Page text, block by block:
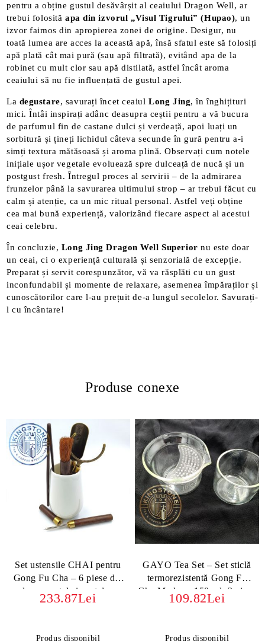
pentru a obține gustul desăvârșit al ceaiului Dragon Well, ar
trebui folosită apa din izvorul „Visul Tigrului” (Hupao), un
izvor faimos din apropierea zonei de origine​. Desigur, nu
toată lumea are acces la această apă, însă sfatul este să folosiți
apă plată cât mai pură (sau apă filtrată), evitând apa de la
robinet cu mult clor sau apă distilată, astfel încât aroma
ceaiului să nu fie influențată de gustul apei.
La degustare, savurați încet ceaiulLong Jing, în înghițituri
mici. Întâi inspirați adânc deasupra ceștii pentru a vă bucura
de parfumul fin de castane dulci și verdeață, apoi luați un
sorbitură și țineți lichidul câteva secunde în gură pentru a-i
simți textura mătăsoasă și aroma plină. Observați cum notele
inițiale ușor vegetale evoluează spre dulceață de nucă și un
postgust fresh. Întregul proces al servirii – de la admirarea
frunzelor până la savurarea ultimului strop – ar trebui făcut cu
calm și atenție, ca un mic ritual personal. Astfel veți obține
cea mai bună experiență, valorizând fiecare aspect al acestui
ceai celebru.
În concluzie, Long Jing Dragon Well Superior nu este doar
un ceai, ci o experiență culturală și senzorială de excepție.
Preparat și servit corespunzător, vă va răsplăti cu un gust
inconfundabil și momente de relaxare, asemenea împăraților și
cunoscătorilor care l-au prețuit de-a lungul secolelor. Savurați-
l cu încântare!
Produse conexe
Set ustensile CHAI pentru
Gong Fu Cha – 6 piese din
lemn, metal și porțelan
233.87Lei
Produs disponibil
GAYO Tea Set – Set sticlă
termorezistentă Gong Fu
Cha Modern, 150 ml, 2 piese
109.82Lei
Produs disponibil